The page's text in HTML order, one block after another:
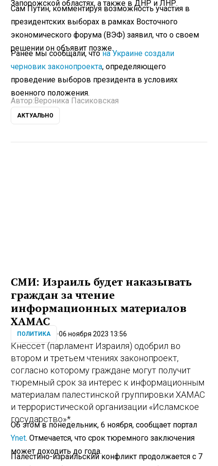
Запорожской областях, а также в ДНР и ЛНР.
Сам Путин, комментируя возможность участия в
президентских выборах в рамках Восточного
экономического форума (ВЭФ) заявил, что о своем
решении он объявит позже.
Ранее мы сообщали, чтона Украине создали
черновик законопроекта, определяющего
проведение выборов президента в условиях
военного положения.
Автор: Вероника Пасиковская
АКТУАЛЬНО
СМИ: Израиль будет наказывать
граждан за чтение
информационных материалов
ХАМАС
ПОЛИТИКА 06 ноября 2023 13:56
Кнессет (парламент Израиля) одобрил во
втором и третьем чтениях законопроект,
согласно которому граждане могут получит
тюремный срок за интерес к информационным
материалам палестинской группировки ХАМАС
и террористической организации «Исламское
государство»*.
Об этом в понедельник, 6 ноября, сообщает портал
Ynet. Отмечается, что срок тюремного заключения
может доходить до года.
Палестино-израильский конфликт продолжается с 7